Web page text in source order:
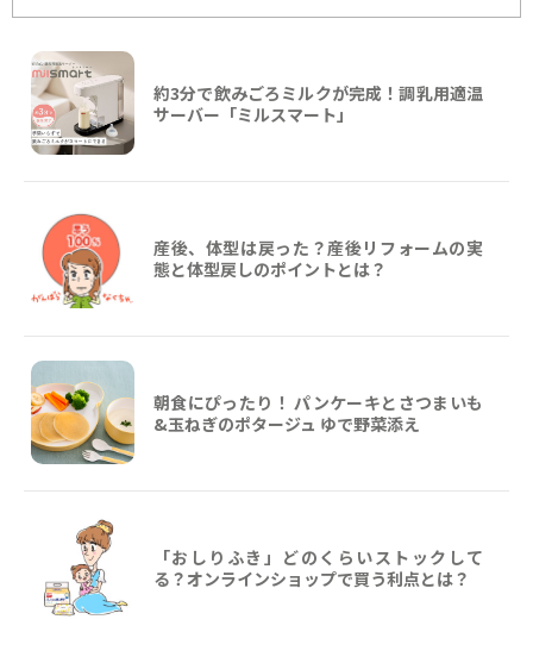
約3分で飲みごろミルクが完成！調乳用適温
サーバー「ミルスマート」
産後、体型は戻った？産後リフォームの実
態と体型戻しのポイントとは？
朝食にぴったり！ パンケーキとさつまいも
&玉ねぎのポタージュ ゆで野菜添え
「おしりふき」どのくらいストックして
る？オンラインショップで買う利点とは？